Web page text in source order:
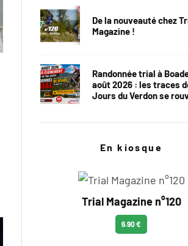
De la nouveauté chez
Magazine !
Randonnée trial à
août 2026 : les traces
Jours du Verdon se
En kiosque
Trial Magazine n°120
6.90 €